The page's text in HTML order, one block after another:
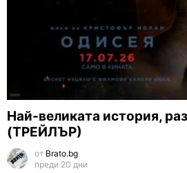
Най-великата история,
(ТРЕЙЛЪР)
от Brato.bg
преди 20 дни